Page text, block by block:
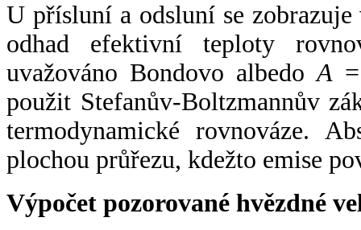
U přísluní a odsluní se
odhad efektivní teploty
uvažováno Bondovo albedoA
použit Stefanův-Boltzmannův
termodynamické rovnováze.
plochou průřezu, kdežto emise
Výpočet pozorované hvězdné